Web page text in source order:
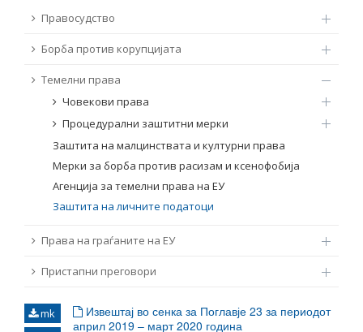
Извор
Од Мрежа 23
Јазик
Правосудство
Борба против корупцијата
Темелни права
Човекови права
Процедурални заштитни мерки
Заштита на малцинствата и културни права
Мерки за борба против расизам и ксенофобија
Агенција за темелни права на ЕУ
Заштита на личните податоци
Права на граѓаните на ЕУ
Пристапни преговори
mk
Извештај во сенка за Поглавје 23 за периодот
април 2019 – март 2020 година